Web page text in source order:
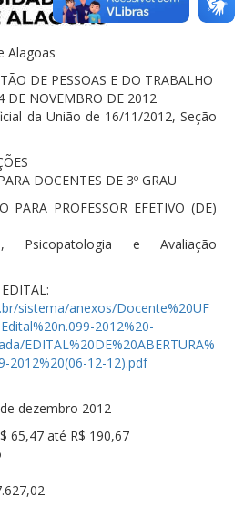
Alagoas
DE PESSOAS E DO TRABALHO
DE NOVEMBRO DE 2012
da União de 16/11/2012, Seção
DOCENTES DE 3º GRAU
PARA PROFESSOR EFETIVO (DE)
Psicopatologia e Avaliação
sistema/anexos/Docente%20UF
2012%20-
EDITAL%20DE%20ABERTURA%
2012%20(06-12-12).pdf
dezembro 2012
65,47 até R$ 190,67